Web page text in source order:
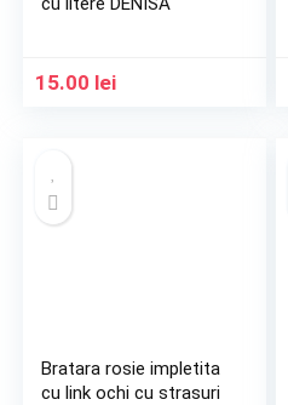
15.00 lei
Bratara rosie impletita
cu link ochi cu strasuri